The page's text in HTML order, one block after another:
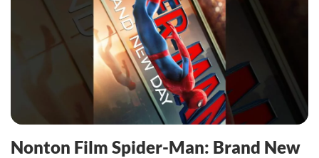
Nonton Film Spider-Man: Brand New